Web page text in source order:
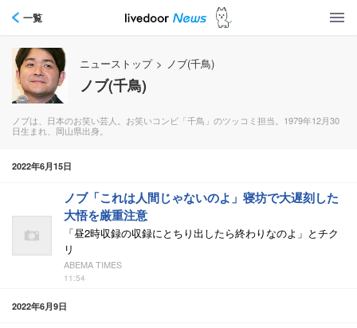
一覧
ニューストップ > ノブ(千鳥)
ノブ(千鳥)
ノブは、日本のお笑い芸人。お笑いコンビ「千鳥」のツッコミ担当。1979年12月30
日生まれ、岡山県出身。
2022年6月15日
ノブ「これは人間じゃないのよ」寝坊で大遅刻した
大悟を厳重注意
「昼2時収録の収録にとちり出したら終わりなのよ」とチク
リ
ABEMA TIMES
11:54
2022年6月9日